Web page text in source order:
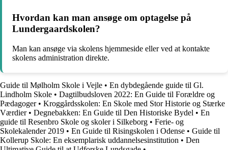
Hvordan kan man ansøge om optagelse på
Lundergaardskolen?
Man kan ansøge via skolens hjemmeside eller ved at kontakte
skolens administration direkte.
Guide til Mølholm Skole i Vejle • En dybdegående guide til Gl.
Lindholm Skole • Dagtilbudsloven 2022: En Guide til Forældre og
Pædagoger• Kroggårdsskolen: En Skole med Stor Historie og Stærke
Værdier• Degnebakken: En Guide til Den Historiske Bydel • En
guide til Resenbro Skole og skoler i Silkeborg • Ferie- og
Skolekalender 2019 • En Guide til Risingskolen i Odense • Guide til
Kollerup Skole: En eksemplarisk uddannelsesinstitution • Den